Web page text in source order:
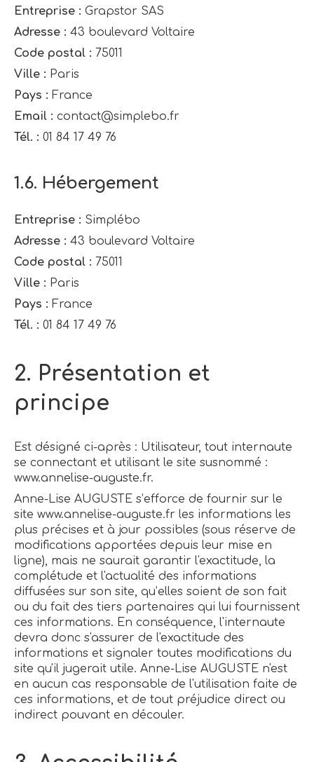
Entreprise : Grapstor SAS
Adresse : 43 boulevard Voltaire
Code postal : 75011
Ville : Paris
Pays : France
Email : contact@simplebo.fr
Tél. : 01 84 17 49 76
1.6. Hébergement
Entreprise : Simplébo
Adresse : 43 boulevard Voltaire
Code postal : 75011
Ville : Paris
Pays : France
Tél. : 01 84 17 49 76
2. Présentation et
principe
Est désigné ci-après : Utilisateur, tout internaute
se connectant et utilisant le site susnommé :
www.annelise-auguste.fr.
Anne-Lise AUGUSTE s’efforce de fournir sur le
site www.annelise-auguste.fr les informations les
plus précises et à jour possibles (sous réserve de
modifications apportées depuis leur mise en
ligne), mais ne saurait garantir l'exactitude, la
complétude et l'actualité des informations
diffusées sur son site, qu’elles soient de son fait
ou du fait des tiers partenaires qui lui fournissent
ces informations. En conséquence, l'internaute
devra donc s'assurer de l'exactitude des
informations et signaler toutes modifications du
site qu'il jugerait utile. Anne-Lise AUGUSTE n'est
en aucun cas responsable de l'utilisation faite de
ces informations, et de tout préjudice direct ou
indirect pouvant en découler.